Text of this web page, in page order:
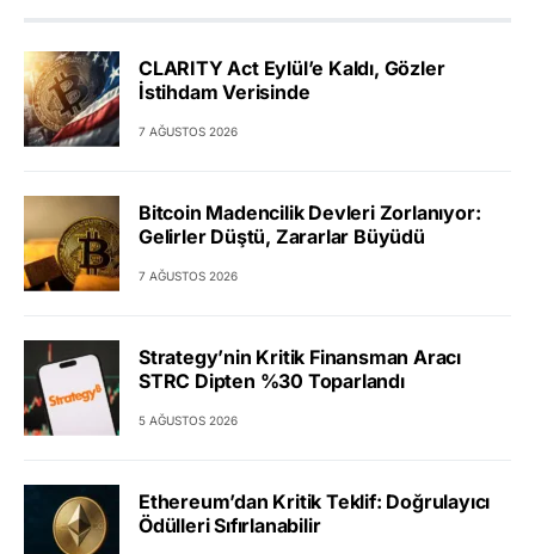
CLARITY Act Eylül’e Kaldı, Gözler
İstihdam Verisinde
7 AĞUSTOS 2026
Bitcoin Madencilik Devleri Zorlanıyor:
Gelirler Düştü, Zararlar Büyüdü
7 AĞUSTOS 2026
Strategy’nin Kritik Finansman Aracı
STRC Dipten %30 Toparlandı
5 AĞUSTOS 2026
Ethereum’dan Kritik Teklif: Doğrulayıcı
Ödülleri Sıfırlanabilir